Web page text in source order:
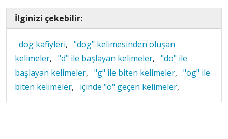
İlginizi çekebilir:
dog kafiyleri, "dog" kelimesinden oluşan
kelimeler, "d" ile başlayan kelimeler, "do" ile
başlayan kelimeler, "g" ile biten kelimeler, "og" ile
biten kelimeler, içinde "o" geçen kelimeler,